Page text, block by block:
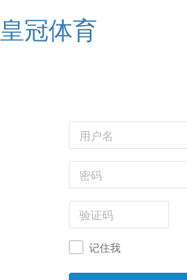
皇冠体育
记住我